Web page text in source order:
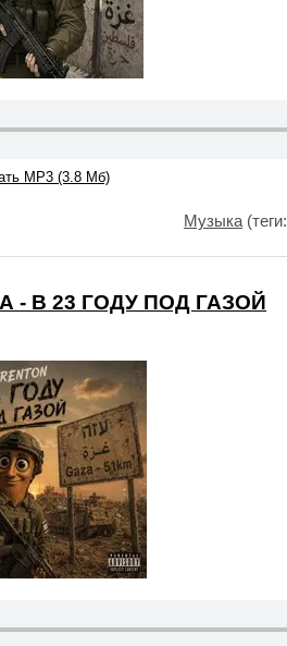
MP3 (3.8 Мб)
Музыка(теги:
- В 23 ГОДУ ПОД ГАЗОЙ